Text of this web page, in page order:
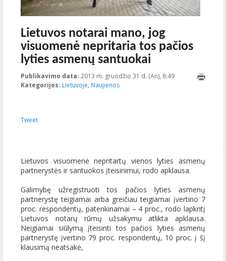
Lietuvos notarai mano, jog
visuomenė nepritaria tos pačios
lyties asmenų santuokai
Publikavimo data: 2013 m. gruodžio 31 d. (An), 8:49 2023-10-
Kategorijos: Lietuvoje, Naujienos
Tweet
Lietuvos visuomenė nepritartų vienos lyties asmenų
partnerystės ir santuokos įteisinimui, rodo apklausa.
Galimybę užregistruoti tos pačios lyties asmenų
partnerystę teigiamai arba greičiau teigiamai įvertino 7
proc. respondentų, patenkinamai – 4 proc., rodo lapkritį
Lietuvos notarų rūmų užsakymu atlikta apklausa.
Neigiamai siūlymą įteisinti tos pačios lyties asmenų
partnerystę įvertino 79 proc. respondentų, 10 proc. į šį
klausimą neatsakė,